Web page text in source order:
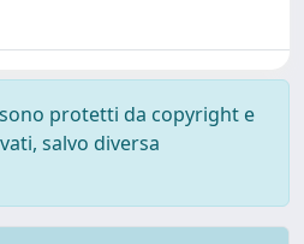
protetti da copyright e
salvo diversa